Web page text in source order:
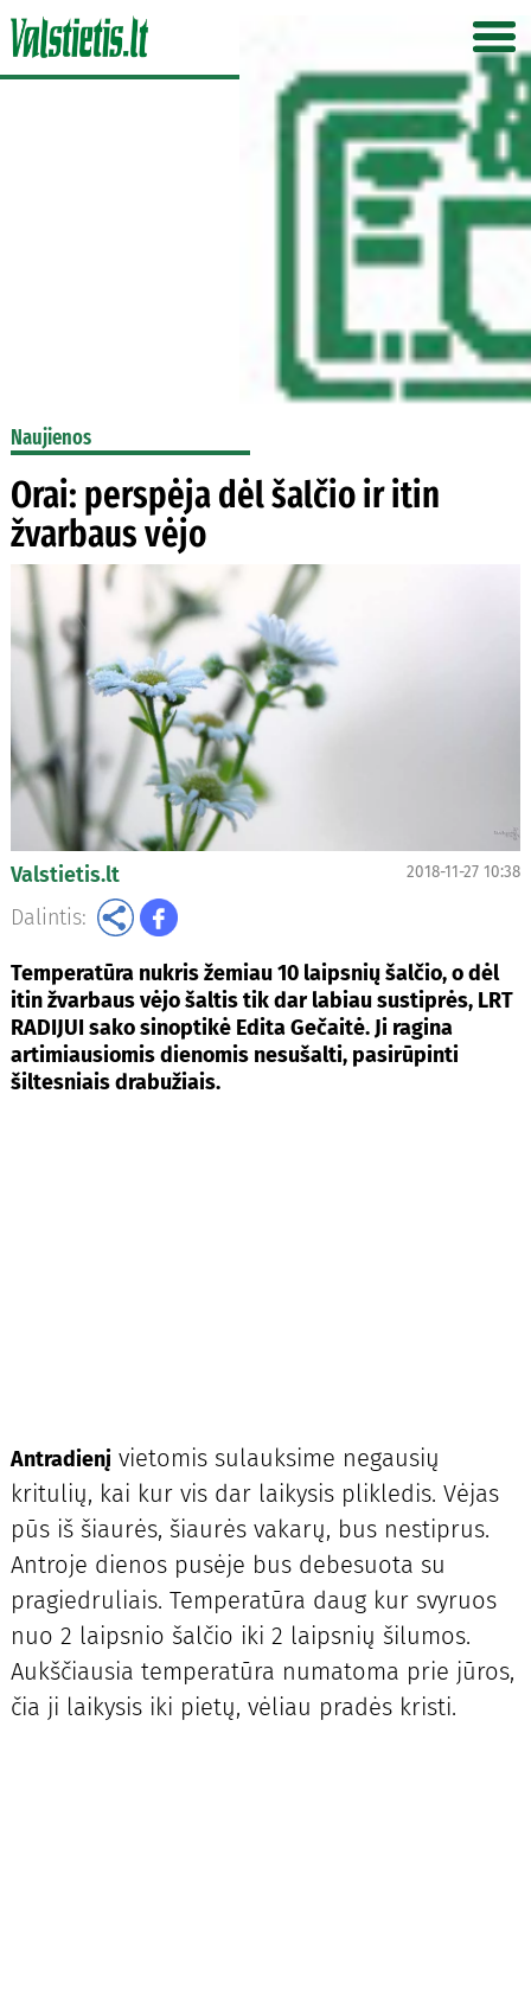
Naujienos
Orai: perspėja dėl šalčio ir itin
žvarbaus vėjo
Valstietis.lt 2018-11-27 10:38
Dalintis:
Temperatūra nukris žemiau 10 laipsnių šalčio, o dėl
itin žvarbaus vėjo šaltis tik dar labiau sustiprės, LRT
RADIJUI sako sinoptikė Edita Gečaitė. Ji ragina
artimiausiomis dienomis nesušalti, pasirūpinti
šiltesniais drabužiais.
Antradienįvietomis sulauksime negausių
kritulių, kai kur vis dar laikysis plikledis. Vėjas
pūs iš šiaurės, šiaurės vakarų, bus nestiprus.
Antroje dienos pusėje bus debesuota su
pragiedruliais. Temperatūra daug kur svyruos
nuo 2 laipsnio šalčio iki 2 laipsnių šilumos.
Aukščiausia temperatūra numatoma prie jūros,
čia ji laikysis iki pietų, vėliau pradės kristi.